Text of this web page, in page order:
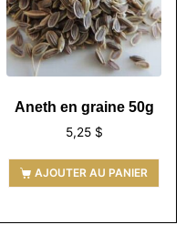
Aneth en graine 50g
5,25 $
AJOUTER AU PANIER